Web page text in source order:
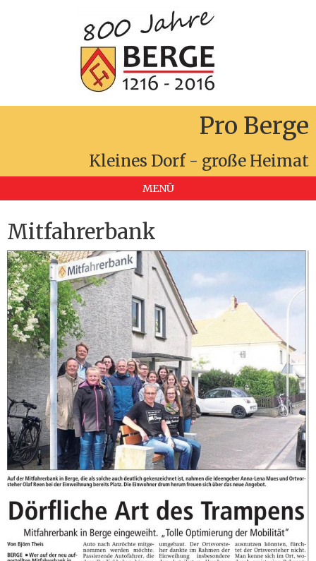
Pro Berge
Kleines Dorf - große Heimat
MENÜ
Mitfahrerbank